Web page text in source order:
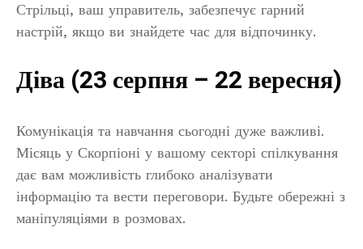
Стрільці, ваш управитель, забезпечує гарний
настрій, якщо ви знайдете час для відпочинку.
Діва (23 серпня – 22 вересня)
Комунікація та навчання сьогодні дуже важливі.
Місяць у Скорпіоні у вашому секторі спілкування
дає вам можливість глибоко аналізувати
інформацію та вести переговори. Будьте обережні з
маніпуляціями в розмовах.